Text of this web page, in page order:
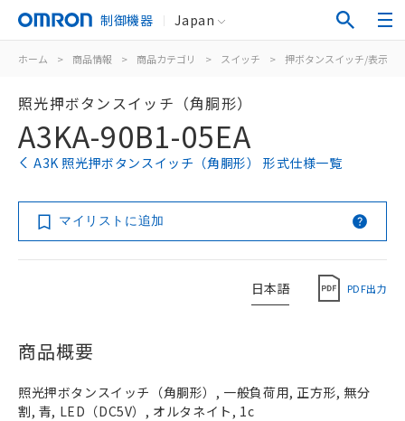
制御機器 Japan
ホーム > 商品情報 > 商品カテゴリ > スイッチ > 押ボタンスイッチ/表示灯
照光押ボタンスイッチ（角胴形）
A3KA-90B1-05EA
A3K 照光押ボタンスイッチ（角胴形） 形式仕様一覧
マイリストに追加
日本語 PDF出力
商品概要
照光押ボタンスイッチ（角胴形）, 一般負荷用, 正方形, 無分
割, 青, LED（DC5V）, オルタネイト, 1c